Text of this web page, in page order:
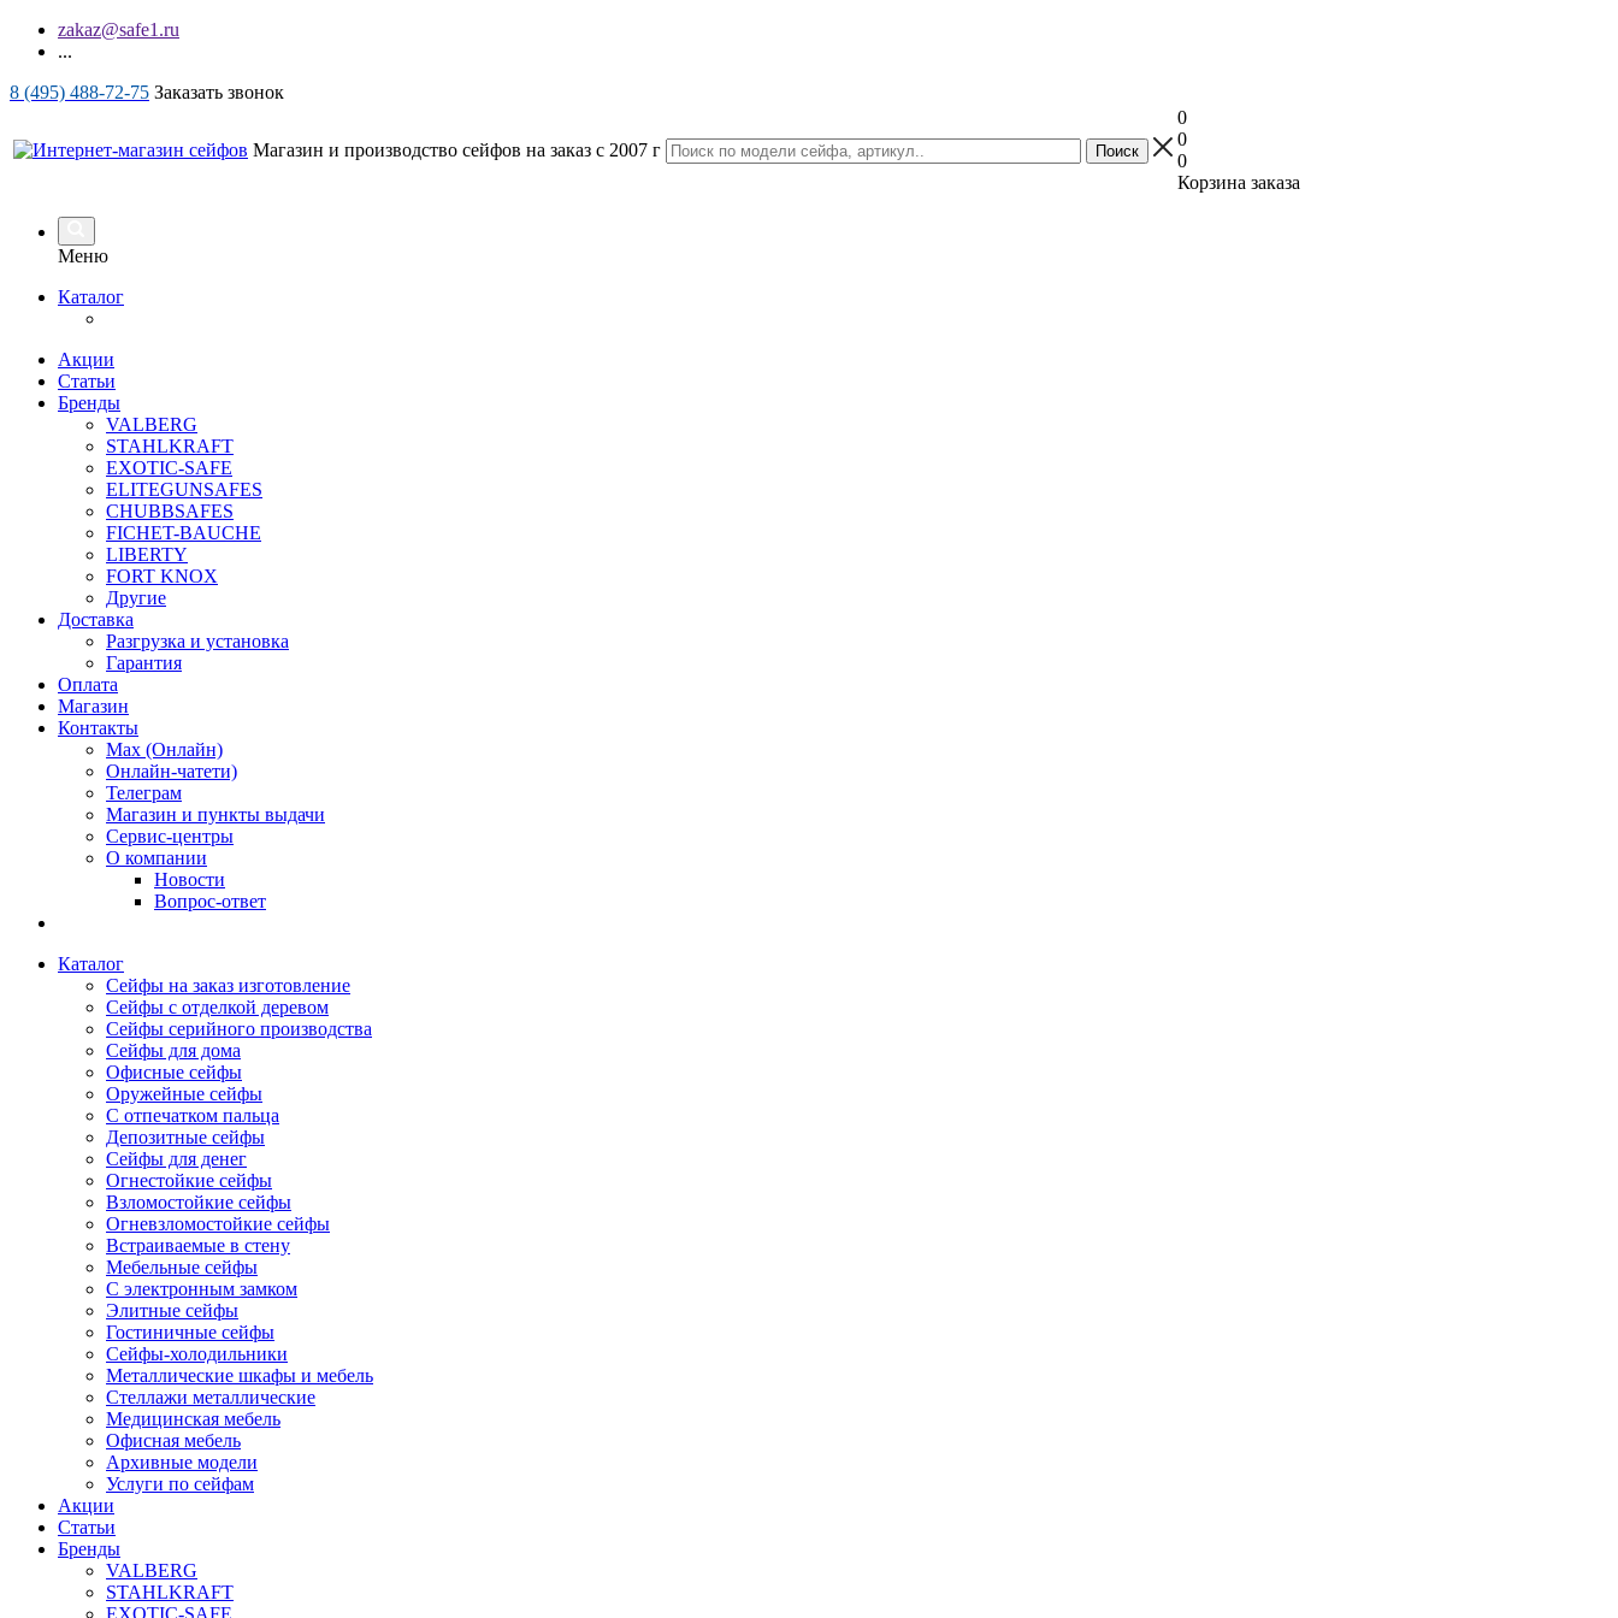
zakaz@safe1.ru
...
8 (495) 488-72-75 Заказать звонок
Магазин и производство сейфов на заказ с 2007 г
0
0
0
Корзина заказа
Меню
Каталог
Акции
Статьи
Бренды
VALBERG
STAHLKRAFT
EXOTIC-SAFE
ELITEGUNSAFES
CHUBBSAFES
FICHET-BAUCHE
LIBERTY
FORT KNOX
Другие
Доставка
Разгрузка и установка
Гарантия
Оплата
Магазин
Контакты
Max (Онлайн)
Онлайн-чатети)
Телеграм
Магазин и пункты выдачи
Сервис-центры
О компании
Новости
Вопрос-ответ
Каталог
Сейфы на заказ изготовление
Сейфы с отделкой деревом
Сейфы серийного производства
Сейфы для дома
Офисные сейфы
Оружейные сейфы
С отпечатком пальца
Депозитные сейфы
Сейфы для денег
Огнестойкие сейфы
Взломостойкие сейфы
Огневзломостойкие сейфы
Встраиваемые в стену
Мебельные сейфы
С электронным замком
Элитные сейфы
Гостиничные сейфы
Сейфы-холодильники
Металлические шкафы и мебель
Стеллажи металлические
Медицинская мебель
Офисная мебель
Архивные модели
Услуги по сейфам
Акции
Статьи
Бренды
VALBERG
STAHLKRAFT
EXOTIC-SAFE